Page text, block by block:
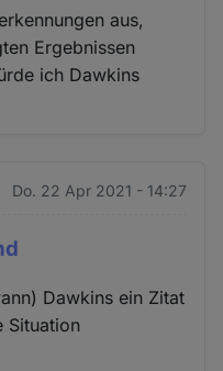
aus,
Ergebnissen
ich Dawkins
Do. 22 Apr 2021 - 14:27
Dawkins ein Zitat
Situation